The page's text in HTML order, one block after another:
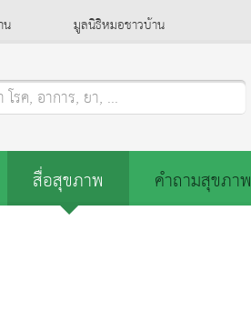
มูลนิธิหมอชาวบ้าน
โรค, อาการ, ยา, ...
สื่อสุขภาพ
คำถามสุขภาพ